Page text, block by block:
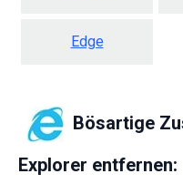
Edge
Bösartige
Explorer entfernen: